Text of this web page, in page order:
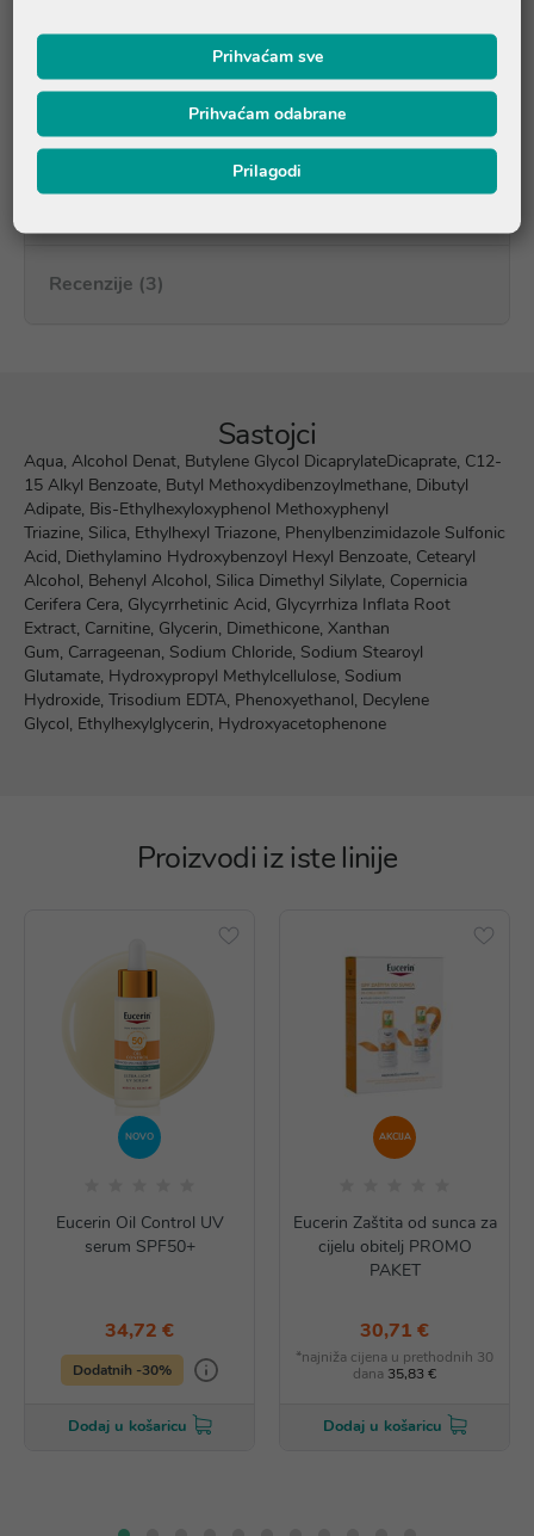
bez parfema
Upute o proizvodu
Recenzije (3)
Sastojci
Aqua, Alcohol Denat, Butylene Glycol DicaprylateDicaprate, C12-
15 Alkyl Benzoate, Butyl Methoxydibenzoylmethane, Dibutyl
Adipate, Bis-Ethylhexyloxyphenol Methoxyphenyl
Triazine, Silica, Ethylhexyl Triazone, Phenylbenzimidazole Sulfonic
Acid, Diethylamino Hydroxybenzoyl Hexyl Benzoate, Cetearyl
Alcohol, Behenyl Alcohol, Silica Dimethyl Silylate, Copernicia
Cerifera Cera, Glycyrrhetinic Acid, Glycyrrhiza Inflata Root
Extract, Carnitine, Glycerin, Dimethicone, Xanthan
Gum, Carrageenan, Sodium Chloride, Sodium Stearoyl
Glutamate, Hydroxypropyl Methylcellulose, Sodium
Hydroxide, Trisodium EDTA, Phenoxyethanol, Decylene
Glycol, Ethylhexylglycerin, Hydroxyacetophenone
Proizvodi iz iste linije
NOVO
Eucerin Oil Control UV
serum SPF50+
34,72 €
Dodatnih -30%
Dodaj u košaricu
AKCIJA
Eucerin Zaštita od sunca za
cijelu obitelj PROMO
PAKET
30,71 €
*najniža cijena u prethodnih 30
dana 35,83 €
Dodaj u košaricu
Prihvaćam sve
Prihvaćam odabrane
Prilagodi